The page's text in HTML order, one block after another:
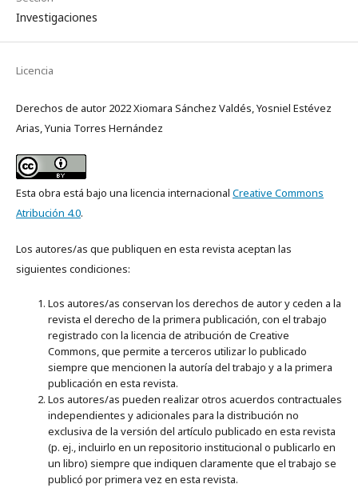
Investigaciones
Licencia
Derechos de autor 2022 Xiomara Sánchez Valdés, Yosniel Estévez
Arias, Yunia Torres Hernández
Esta obra está bajo una licencia internacional Creative Commons
Atribución 4.0.
Los autores/as que publiquen en esta revista aceptan las
siguientes condiciones:
Los autores/as conservan los derechos de autor y ceden a la
revista el derecho de la primera publicación, con el trabajo
registrado con la licencia de atribución de Creative
Commons, que permite a terceros utilizar lo publicado
siempre que mencionen la autoría del trabajo y a la primera
publicación en esta revista.
Los autores/as pueden realizar otros acuerdos contractuales
independientes y adicionales para la distribución no
exclusiva de la versión del artículo publicado en esta revista
(p. ej., incluirlo en un repositorio institucional o publicarlo en
un libro) siempre que indiquen claramente que el trabajo se
publicó por primera vez en esta revista.